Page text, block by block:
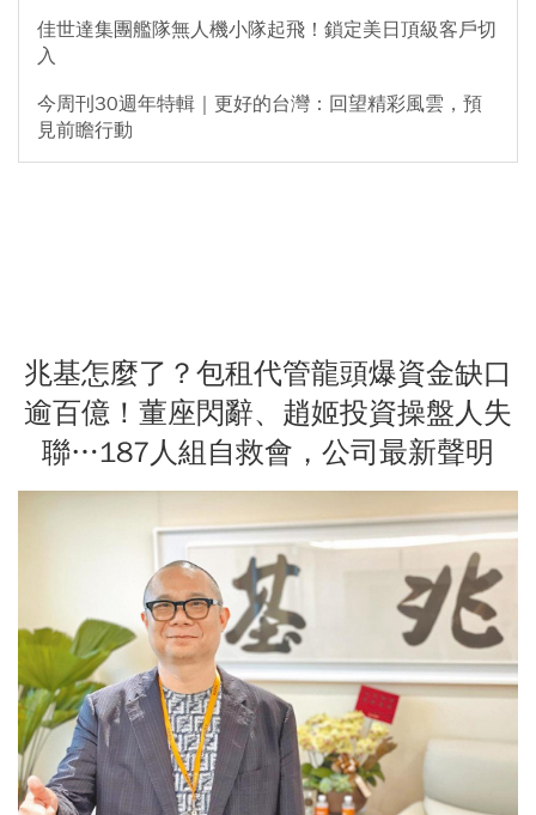
佳世達集團艦隊無人機小隊起飛！鎖定美日頂級客戶切
入
今周刊30週年特輯｜更好的台灣：回望精彩風雲，預
見前瞻行動
兆基怎麼了？包租代管龍頭爆資金缺口
逾百億！董座閃辭、趙姬投資操盤人失
聯…187人組自救會，公司最新聲明